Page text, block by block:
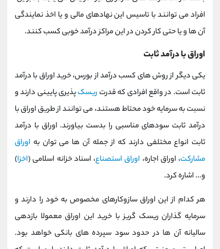
افراد می توانند با تاسیس این نهادهای مالی و یا اخذ نمایندگی
آن ها و یا حتی کار کردن در این مراکز درآمد خوبی کسب کنند.
اوراق با درآمد ثابت
یکی دیگر از روش های کسب درآمد از بورس، خرید اوراق با درآمد
ثابت است. در واقع افرادی که قدرت ریسکپذیری پایینی دارند و
نسبت به سرمایه خود محتاط هستند، می توانند از طریق اوراق با
درآمد ثابت سودهای مناسبی را بدست بیاورند. اوراق با درآمد
ثابت انواع مختلفی دارند که از جمله آن ها می توان به اوراق
مشارکت، اوراق اجاره، اوراق استصناع، اسناد خزانه اسلامی (اخزا)
و... اشاره کرد.
هر کدام از این اوراق سازوکارهای مخصوص به خود را دارند و
سرمایه گذاران ریسک گریز با خرید این اوراق معمولا بازدهی
سالیانه آن ها در حدود سود سپرده های بانکی خواهد بود.